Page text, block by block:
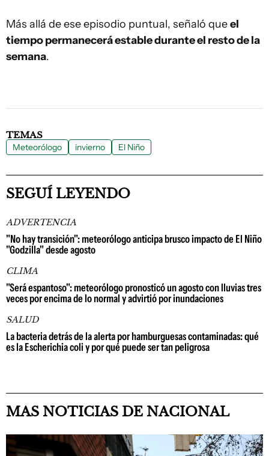
Más allá de ese episodio puntual, señaló queel
tiempo permanecerá estable durante el resto de la
semana.
TEMAS
Meteorólogo invierno El Niño
SEGUÍ LEYENDO
ADVERTENCIA
"No hay transición": meteorólogo anticipa brusco impacto de El Niño
"Godzilla" desde agosto
CLIMA
"Será espantoso": meteorólogo pronosticó un agosto con lluvias tres
veces por encima de lo normal y advirtió por inundaciones
SALUD
La bacteria detrás de la alerta por hamburguesas contaminadas: qué
es la Escherichia coli y por qué puede ser tan peligrosa
MAS NOTICIAS DE NACIONAL